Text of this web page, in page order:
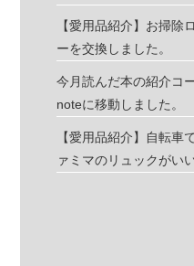
【愛用品紹介】お掃除
ーを交換しました。
今月読んだ本の紹介コ
noteに移動しました。
【愛用品紹介】自転車
ァミマのリュックがい